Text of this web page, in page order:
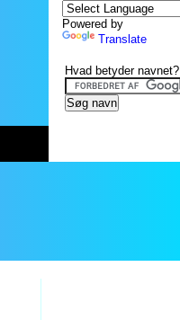
Powered by
Translate
Hvad betyder navnet?